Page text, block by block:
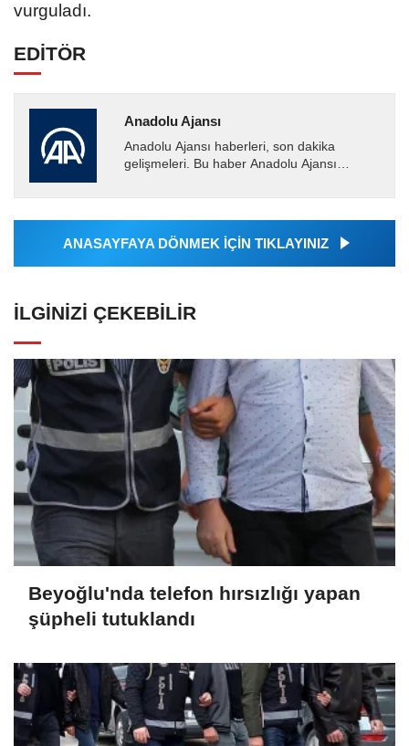
vurguladı.
EDİTÖR
Anadolu Ajansı
Anadolu Ajansı haberleri, son dakika
gelişmeleri. Bu haber Anadolu Ajansı
tarafından geçilen tüm...
ANASAYFAYA DÖNMEK İÇİN TIKLAYINIZ
İLGINIZI ÇEKEBILIR
Beyoğlu'nda telefon hırsızlığı yapan
şüpheli tutuklandı